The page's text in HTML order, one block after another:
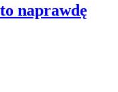
naprawdę